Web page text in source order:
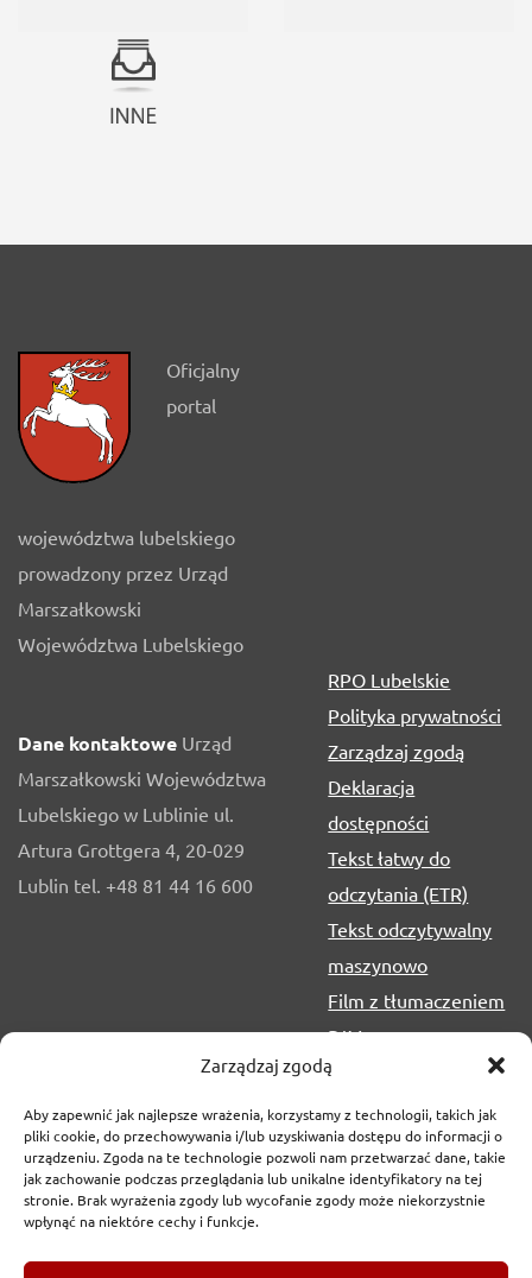
Zarządzaj zgodą
Aby zapewnić jak najlepsze wrażenia, korzystamy z technologii, takich jak
pliki cookie, do przechowywania i/lub uzyskiwania dostępu do informacji o
urządzeniu. Zgoda na te technologie pozwoli nam przetwarzać dane, takie
jak zachowanie podczas przeglądania lub unikalne identyfikatory na tej
stronie. Brak wyrażenia zgody lub wycofanie zgody może niekorzystnie
wpłynąć na niektóre cechy i funkcje.
Oficjalny
portal
województwa lubelskiego
prowadzony przez Urząd
Marszałkowski
Województwa Lubelskiego
Dane kontaktowe Urząd
Marszałkowski Województwa
Lubelskiego w Lublinie ul.
Artura Grottgera 4, 20-029
Lublin tel. +48 81 44 16 600
RPO Lubelskie
Polityka prywatności
Zarządzaj zgodą
Deklaracja
dostępności
Tekst łatwy do
odczytania (ETR)
Tekst odczytywalny
maszynowo
Film z tłumaczeniem
PJM